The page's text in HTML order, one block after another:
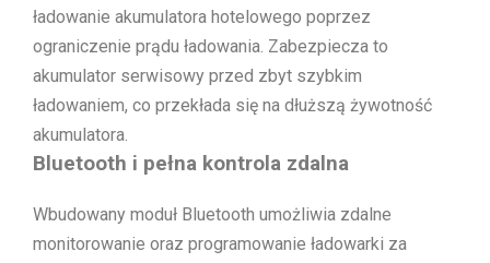
ładowanie akumulatora hotelowego poprzez
ograniczenie prądu ładowania. Zabezpiecza to
akumulator serwisowy przed zbyt szybkim
ładowaniem, co przekłada się na dłuższą żywotność
akumulatora.
Bluetooth i pełna kontrola zdalna
Wbudowany moduł Bluetooth umożliwia zdalne
monitorowanie oraz programowanie ładowarki za